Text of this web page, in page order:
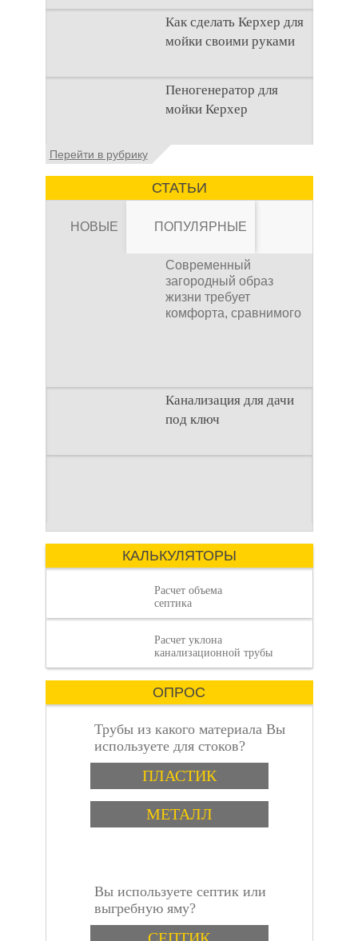
машина используется
для того, чтобы
Как сделать Керхер для
мойки своими руками
Общие сведения о
мойках высокого
давления Мойка
это моечное
Пеногенератор для
мойки Керхер
Общие сведения
мойки керхер – это
устройство высокого
Перейти в рубрику
СТАТЬИ
НОВЫЕ ПОПУЛЯРНЫЕ
Современный
загородный образ
жизни требует
комфорта, сравнимого
Канализация для дачи
под ключ
Современный
отсутствие
инструкция
где каждая деталь
имеет значение.
КАЛЬКУЛЯТОРЫ
Расчет объема
септика
Расчет уклона
канализационной трубы
ОПРОС
Трубы из какого материала Вы
используете для стоков?
ВариантыПЛАСТИК
МЕТАЛЛ
Вы используете септик или
выгребную яму?
Варианты